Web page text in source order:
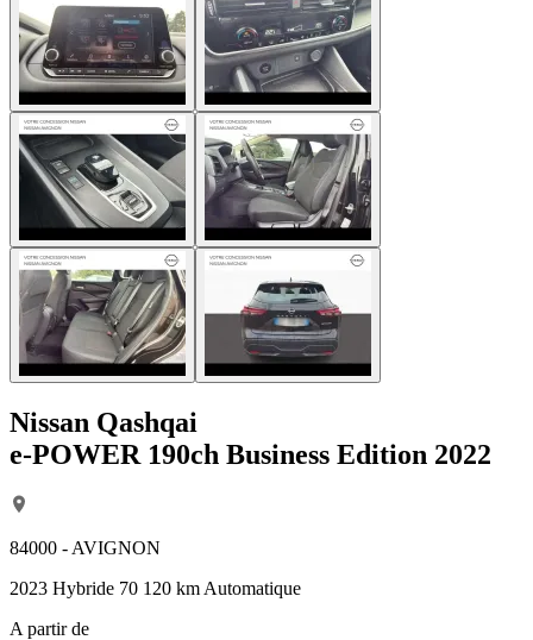
Nissan Qashqai
e-POWER 190ch Business Edition 2022
84000 - AVIGNON
2023 Hybride 70 120 km Automatique
A partir de